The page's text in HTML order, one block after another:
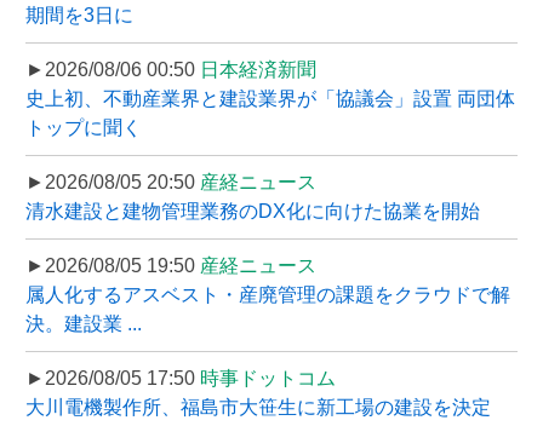
期間を3日に
►2026/08/06 00:50 日本経済新聞
史上初、不動産業界と建設業界が「協議会」設置 両団体
トップに聞く
►2026/08/05 20:50 産経ニュース
清水建設と建物管理業務のDX化に向けた協業を開始
►2026/08/05 19:50 産経ニュース
属人化するアスベスト・産廃管理の課題をクラウドで解
決。建設業 ...
►2026/08/05 17:50 時事ドットコム
大川電機製作所、福島市大笹生に新工場の建設を決定